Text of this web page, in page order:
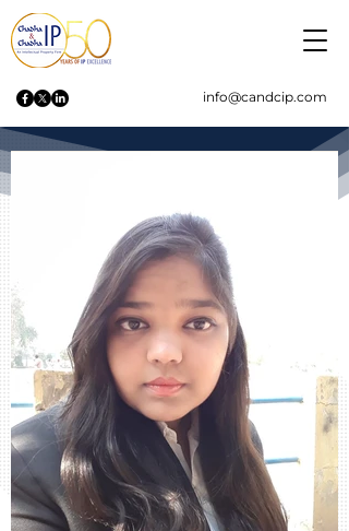
info@candcip.com